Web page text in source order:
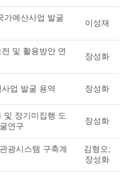
가예산사업 발굴
이성재
및 활용방안 연
장성화
업 발굴 용역 장성화
및 장기미집행 도
연구
장성화
광시스템 구축계
김형오;
장성화